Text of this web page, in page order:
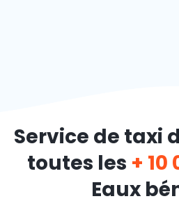
Service de taxi
toutes les +
Eaux